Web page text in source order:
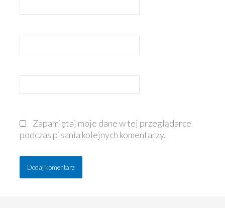
mail*
internetowa
Zapamiętaj moje dane w tej przeglądarce
podczas pisania kolejnych komentarzy.